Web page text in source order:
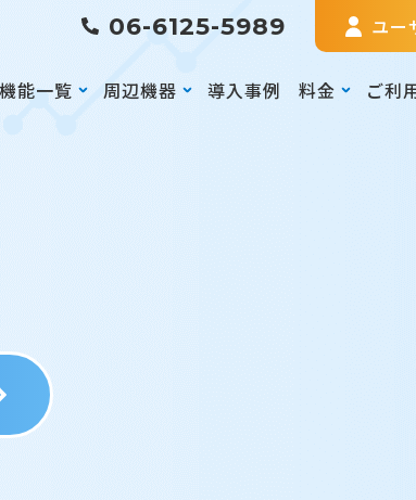
06-6125-5989 ユー
機能一覧 周辺機器 導入事例 料金 ご利